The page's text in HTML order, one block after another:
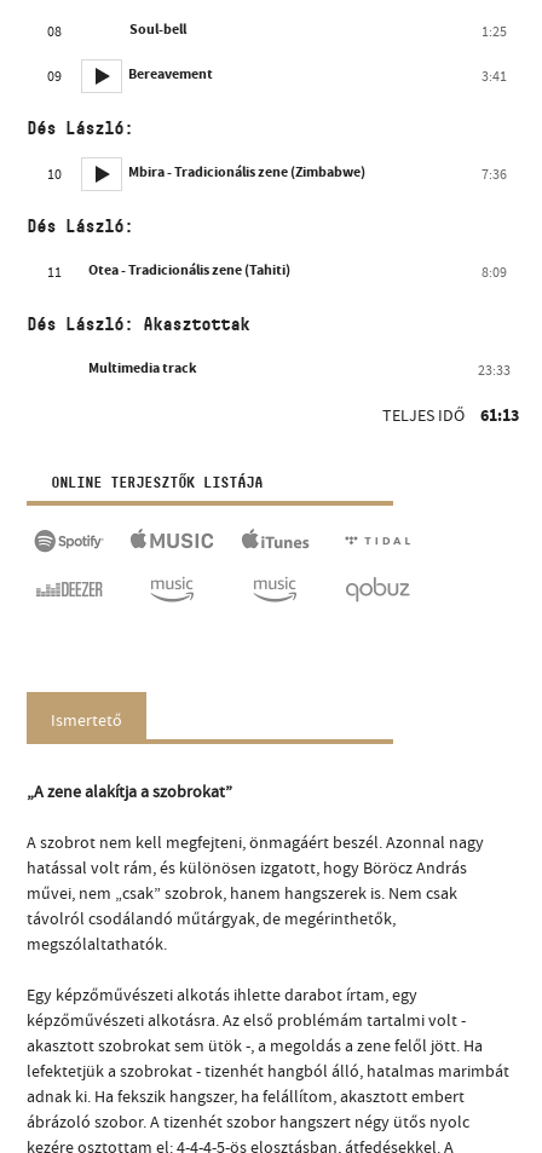
08 Soul-bell 1:25
09 Bereavement 3:41
Dés László:
10 Mbira - Tradicionális zene (Zimbabwe) 7:36
Dés László:
11 Otea - Tradicionális zene (Tahiti) 8:09
Dés László: Akasztottak
Multimedia track 23:33
TELJES IDŐ 61:13
ONLINE TERJESZTŐK LISTÁJA
Ismertető
„A zene alakítja a szobrokat”
A szobrot nem kell megfejteni, önmagáért beszél. Azonnal nagy
hatással volt rám, és különösen izgatott, hogy Böröcz András
művei, nem „csak” szobrok, hanem hangszerek is. Nem csak
távolról csodálandó műtárgyak, de megérinthetők,
megszólaltathatók.
Egy képzőművészeti alkotás ihlette darabot írtam, egy
képzőművészeti alkotásra. Az első problémám tartalmi volt -
akasztott szobrokat sem ütök -, a megoldás a zene felől jött. Ha
lefektetjük a szobrokat - tizenhét hangból álló, hatalmas marimbát
adnak ki. Ha fekszik hangszer, ha felállítom, akasztott embert
ábrázoló szobor. A tizenhét szobor hangszert négy ütős nyolc
kezére osztottam el: 4-4-4-5-ös elosztásban, átfedésekkel. A